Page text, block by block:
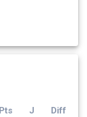
Pts J Diff